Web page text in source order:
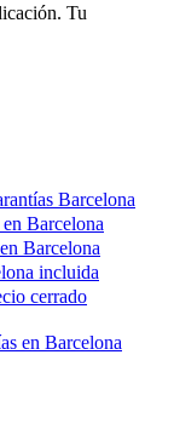
Tu
Barcelona
Barcelona
Barcelona
incluida
cerrado
en Barcelona